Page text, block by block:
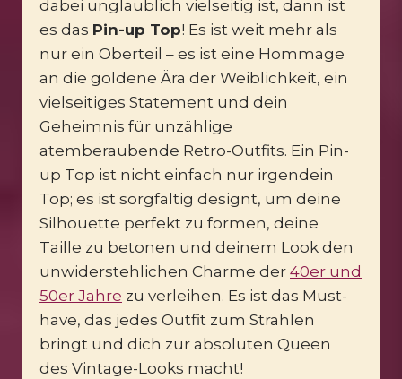
dabei unglaublich vielseitig ist, dann ist
es das Pin-up Top! Es ist weit mehr als
nur ein Oberteil – es ist eine Hommage
an die goldene Ära der Weiblichkeit, ein
vielseitiges Statement und dein
Geheimnis für unzählige
atemberaubende Retro-Outfits. Ein Pin-
up Top ist nicht einfach nur irgendein
Top; es ist sorgfältig designt, um deine
Silhouette perfekt zu formen, deine
Taille zu betonen und deinem Look den
unwiderstehlichen Charme der 40er und
50er Jahre zu verleihen. Es ist das Must-
have, das jedes Outfit zum Strahlen
bringt und dich zur absoluten Queen
des Vintage-Looks macht!